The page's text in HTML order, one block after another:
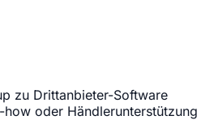
zu Drittanbieter-Software
oder Händlerunterstützung